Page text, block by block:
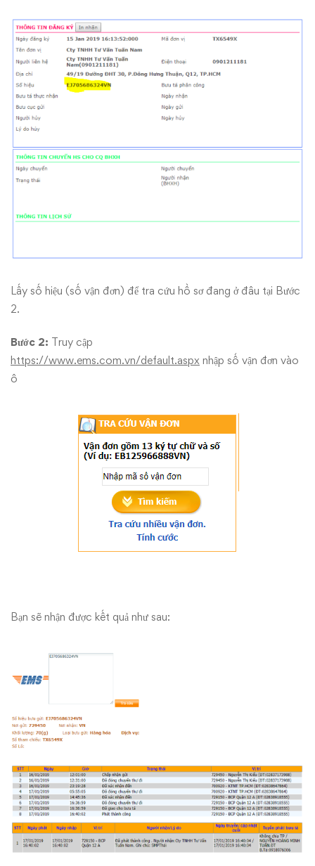
Lấy số hiệu (số vận đơn) để tra cứu hồ sơ đang ở đâu tại Bước
2.
Bước 2: Truy cập
https://www.ems.com.vn/default.aspx nhập số vận đơn vào
ô
Bạn sẽ nhận được kết quả như sau: